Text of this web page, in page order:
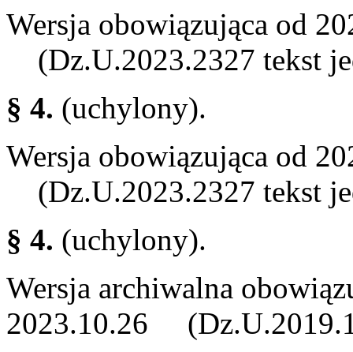
Wersja obowiązująca od
(Dz.U.2023.2327 tekst
§ 4. (uchylony).
Wersja obowiązująca od
(Dz.U.2023.2327 tekst
§ 4. (uchylony).
Wersja archiwalna
2023.10.26